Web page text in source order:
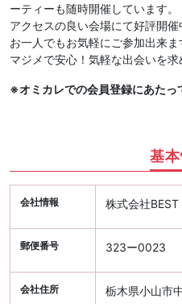
ーティーも随時開催しています。
アクセスの良い会場にて好評開
お一人でもお気軽にご参加出来ま
マジメで安心！気軽な出会いを求
※オミカレでの会員登録にあたっ
基
会社情報 株式会社BEST
郵便番号 323ー0023
会社住所 栃木県小山市